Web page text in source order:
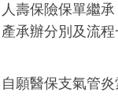
人壽保險保單繼
產承辦分別及流程
自願醫保支氣管